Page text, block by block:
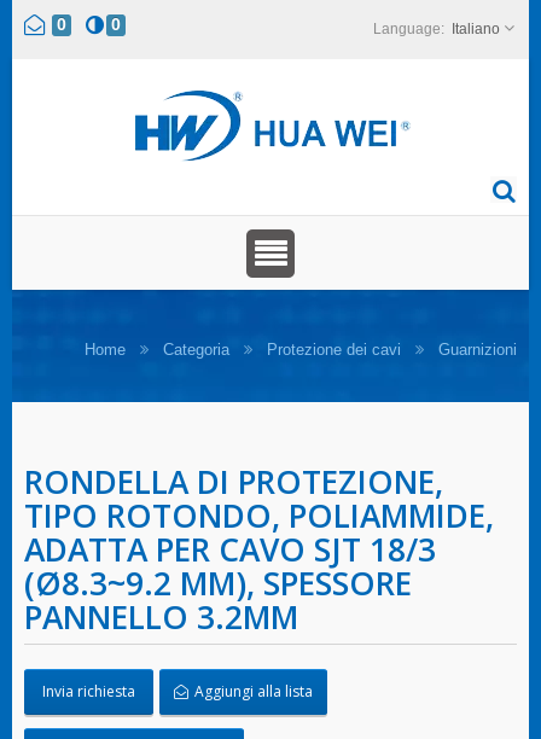
0 0 Italiano
Home Categoria Protezione dei cavi Guarnizioni
RONDELLA DI PROTEZIONE,
TIPO ROTONDO, POLIAMMIDE,
ADATTA PER CAVO SJT 18/3
(Ø8.3~9.2 MM), SPESSORE
PANNELLO 3.2MM
Invia richiesta Aggiungi alla lista